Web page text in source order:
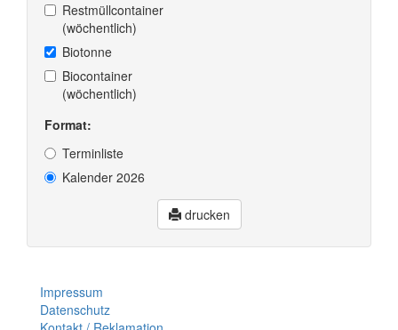
Restmüllcontainer
(wöchentlich)
Biotonne
Biocontainer
(wöchentlich)
Format:
Terminliste
Kalender 2026
drucken
Impressum
Datenschutz